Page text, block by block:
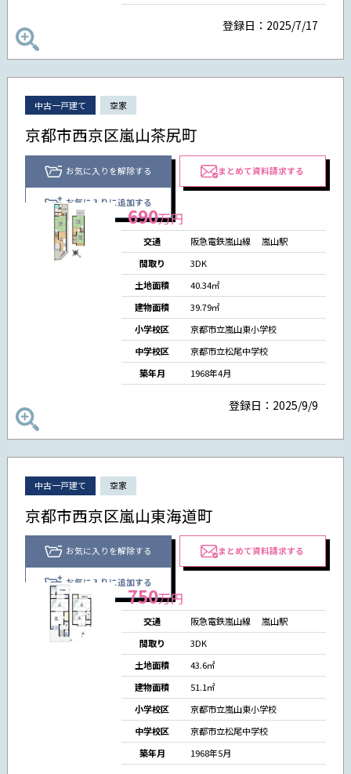
登録日：2025/7/17
中古一戸建て 空家
京都市西京区嵐山茶尻町
お気に入りを解除する
お気に入りに追加する
まとめて資料請求する
690万円
交通 阪急電鉄嵐山線 嵐山駅
間取り
3DK
土地面積
40.34㎡
建物面積
39.79㎡
小学校区
京都市立嵐山東小学校
中学校区
京都市立松尾中学校
築年月
1968年4月
登録日：2025/9/9
中古一戸建て 空家
京都市西京区嵐山東海道町
お気に入りを解除する
お気に入りに追加する
まとめて資料請求する
750万円
交通 阪急電鉄嵐山線嵐山駅
間取り
3DK
土地面積
43.6㎡
建物面積
51.1㎡
小学校区
京都市立嵐山東小学校
中学校区
京都市立松尾中学校
築年月
1968年5月